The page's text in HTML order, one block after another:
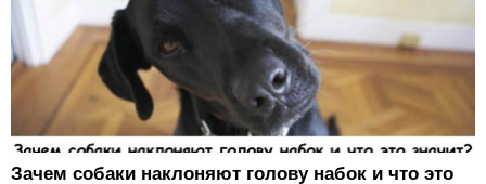
Зачем собаки наклоняют голову набок и что это